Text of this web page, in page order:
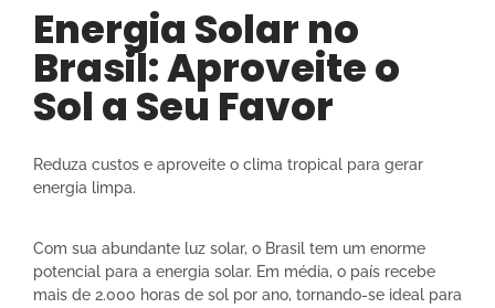
Energia Solar no
Brasil: Aproveite o
Sol a Seu Favor
Reduza custos e aproveite o clima tropical para gerar
energia limpa.
Com sua abundante luz solar, o Brasil tem um enorme
potencial para a energia solar. Em média, o país recebe
mais de 2.000 horas de sol por ano, tornando-se ideal para